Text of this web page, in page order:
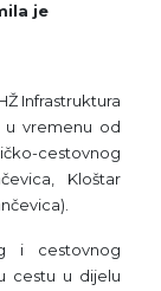
je
Infrastruktura
u vremenu od
cestovnog
Kloštar
i cestovnog
cestu u dijelu